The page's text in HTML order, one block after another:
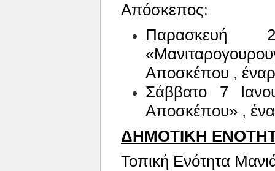
Απόσκεπος:
Παρασκευή
Αποσκέπου ,
Σάββατο 7
Αποσκέπου» ,
ΔΗΜΟΤΙΚΗ
Τοπική Ενότητα